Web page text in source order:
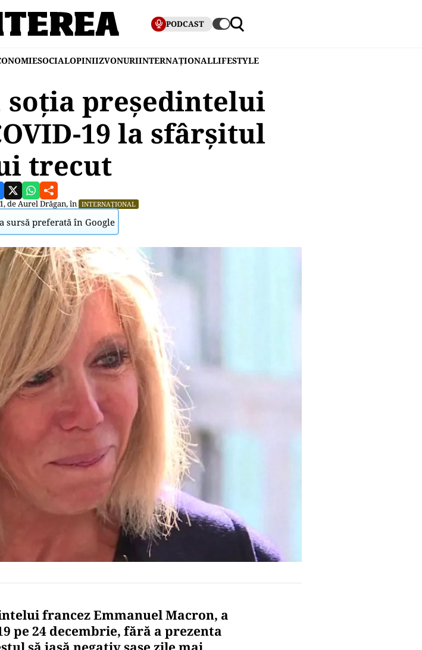
PODCAST
SOCIALOPINIIZVONURIINTERNAȚIONALLIFESTYLE
președintelui
19 la sfârșitul
trecut
deAurel Drăgan, în INTERNAȚIONAL
sursă preferată în Google
francez Emmanuel Macron, a
pe 24 decembrie, fără a prezenta